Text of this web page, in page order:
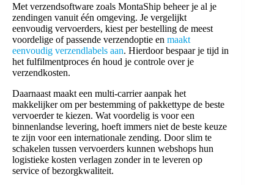
Met verzendsoftware zoals MontaShip beheer je al je
zendingen vanuit één omgeving. Je vergelijkt
eenvoudig vervoerders, kiest per bestelling de meest
voordelige of passende verzendoptie en maakt
eenvoudig verzendlabels aan. Hierdoor bespaar je tijd in
het fulfilmentproces én houd je controle over je
verzendkosten.
Daarnaast maakt een multi-carrier aanpak het
makkelijker om per bestemming of pakkettype de beste
vervoerder te kiezen. Wat voordelig is voor een
binnenlandse levering, hoeft immers niet de beste keuze
te zijn voor een internationale zending. Door slim te
schakelen tussen vervoerders kunnen webshops hun
logistieke kosten verlagen zonder in te leveren op
service of bezorgkwaliteit.